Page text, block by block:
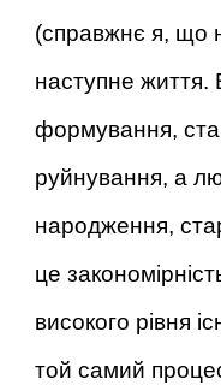
(справжнє я, що
наступне життя.
формування,
руйнування, а
народження,
це
високого рівня
той самий